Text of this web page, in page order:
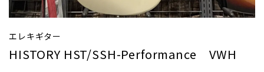
エレキギター
HISTORY HST/SSH-Performance VWH